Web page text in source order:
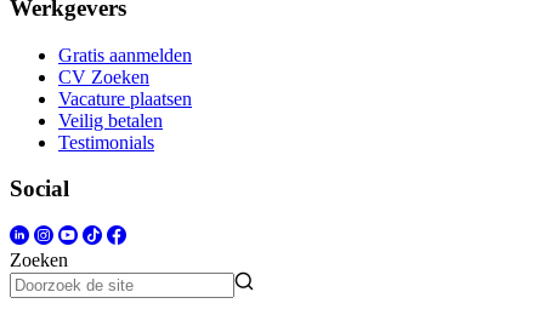
Werkgevers
Gratis aanmelden
CV Zoeken
Vacature plaatsen
Veilig betalen
Testimonials
Social
Zoeken